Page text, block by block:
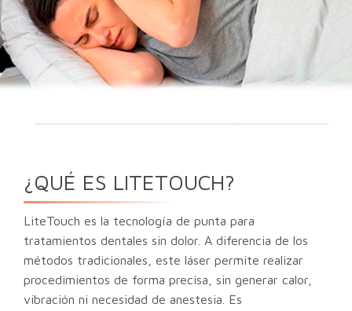
¿QUÉ ES LITETOUCH?
LiteTouch es la tecnología de punta para
tratamientos dentales sin dolor. A diferencia de los
métodos tradicionales, este láser permite realizar
procedimientos de forma precisa, sin generar calor,
vibración ni necesidad de anestesia. Es